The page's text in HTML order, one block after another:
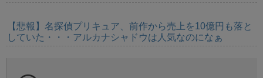
【悲報】名探偵プリキュア、前作から売上を10億円も落と
していた・・・アルカナシャドウは人気なのになぁ